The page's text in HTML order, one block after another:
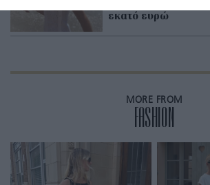
εκατό ευρώ
MORE FROM
FASHION